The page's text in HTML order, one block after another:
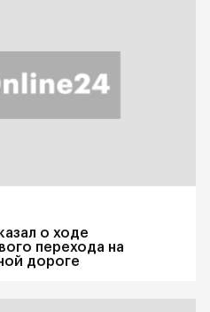
о ходе
перехода на
дороге